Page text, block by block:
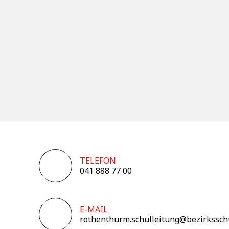
TELEFON
041 888 77 00
E-MAIL